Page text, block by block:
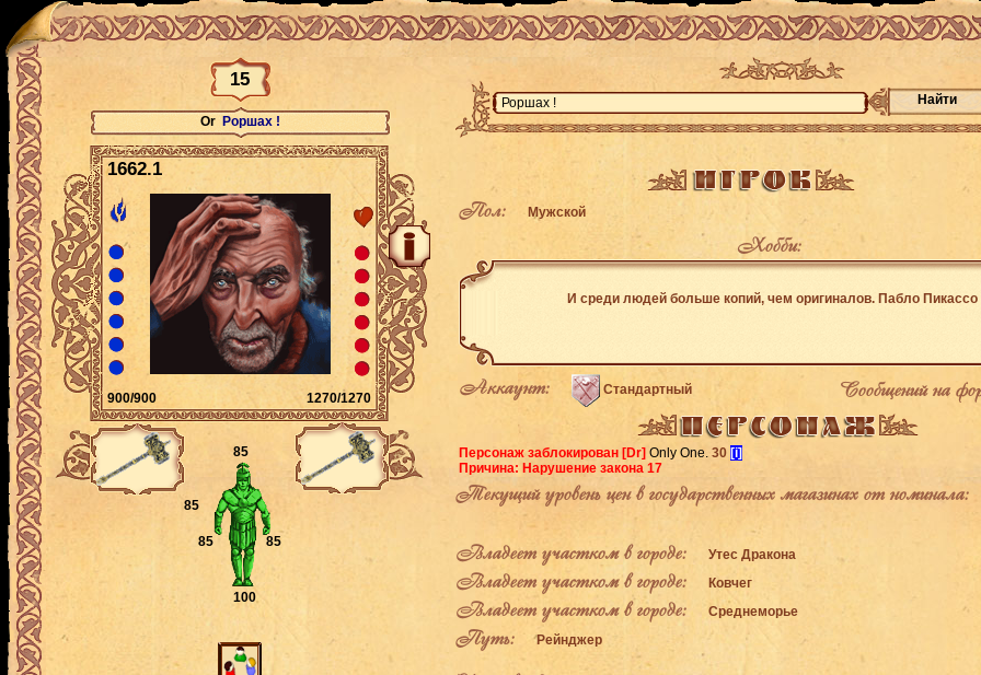
15
Or Роршах !
1662.1
900/900 1270/1270
85
85
100
85 85
Найти
Пол: Мужской
Хобби:
И среди людей больше копий, чем оригиналов. Пабло Пикассо
Аккаунт: Стандартный Сообщений на
Персонаж заблокирован [Dr] Only One. 30 [i]
Причина: Нарушение закона 17
Текущий уровень цен в государственных магазинах от номинала:
Владеет участком в городе: Утес Дракона
Владеет участком в городе: Ковчег
Владеет участком в городе: Среднеморье
Путь: Рейнджер